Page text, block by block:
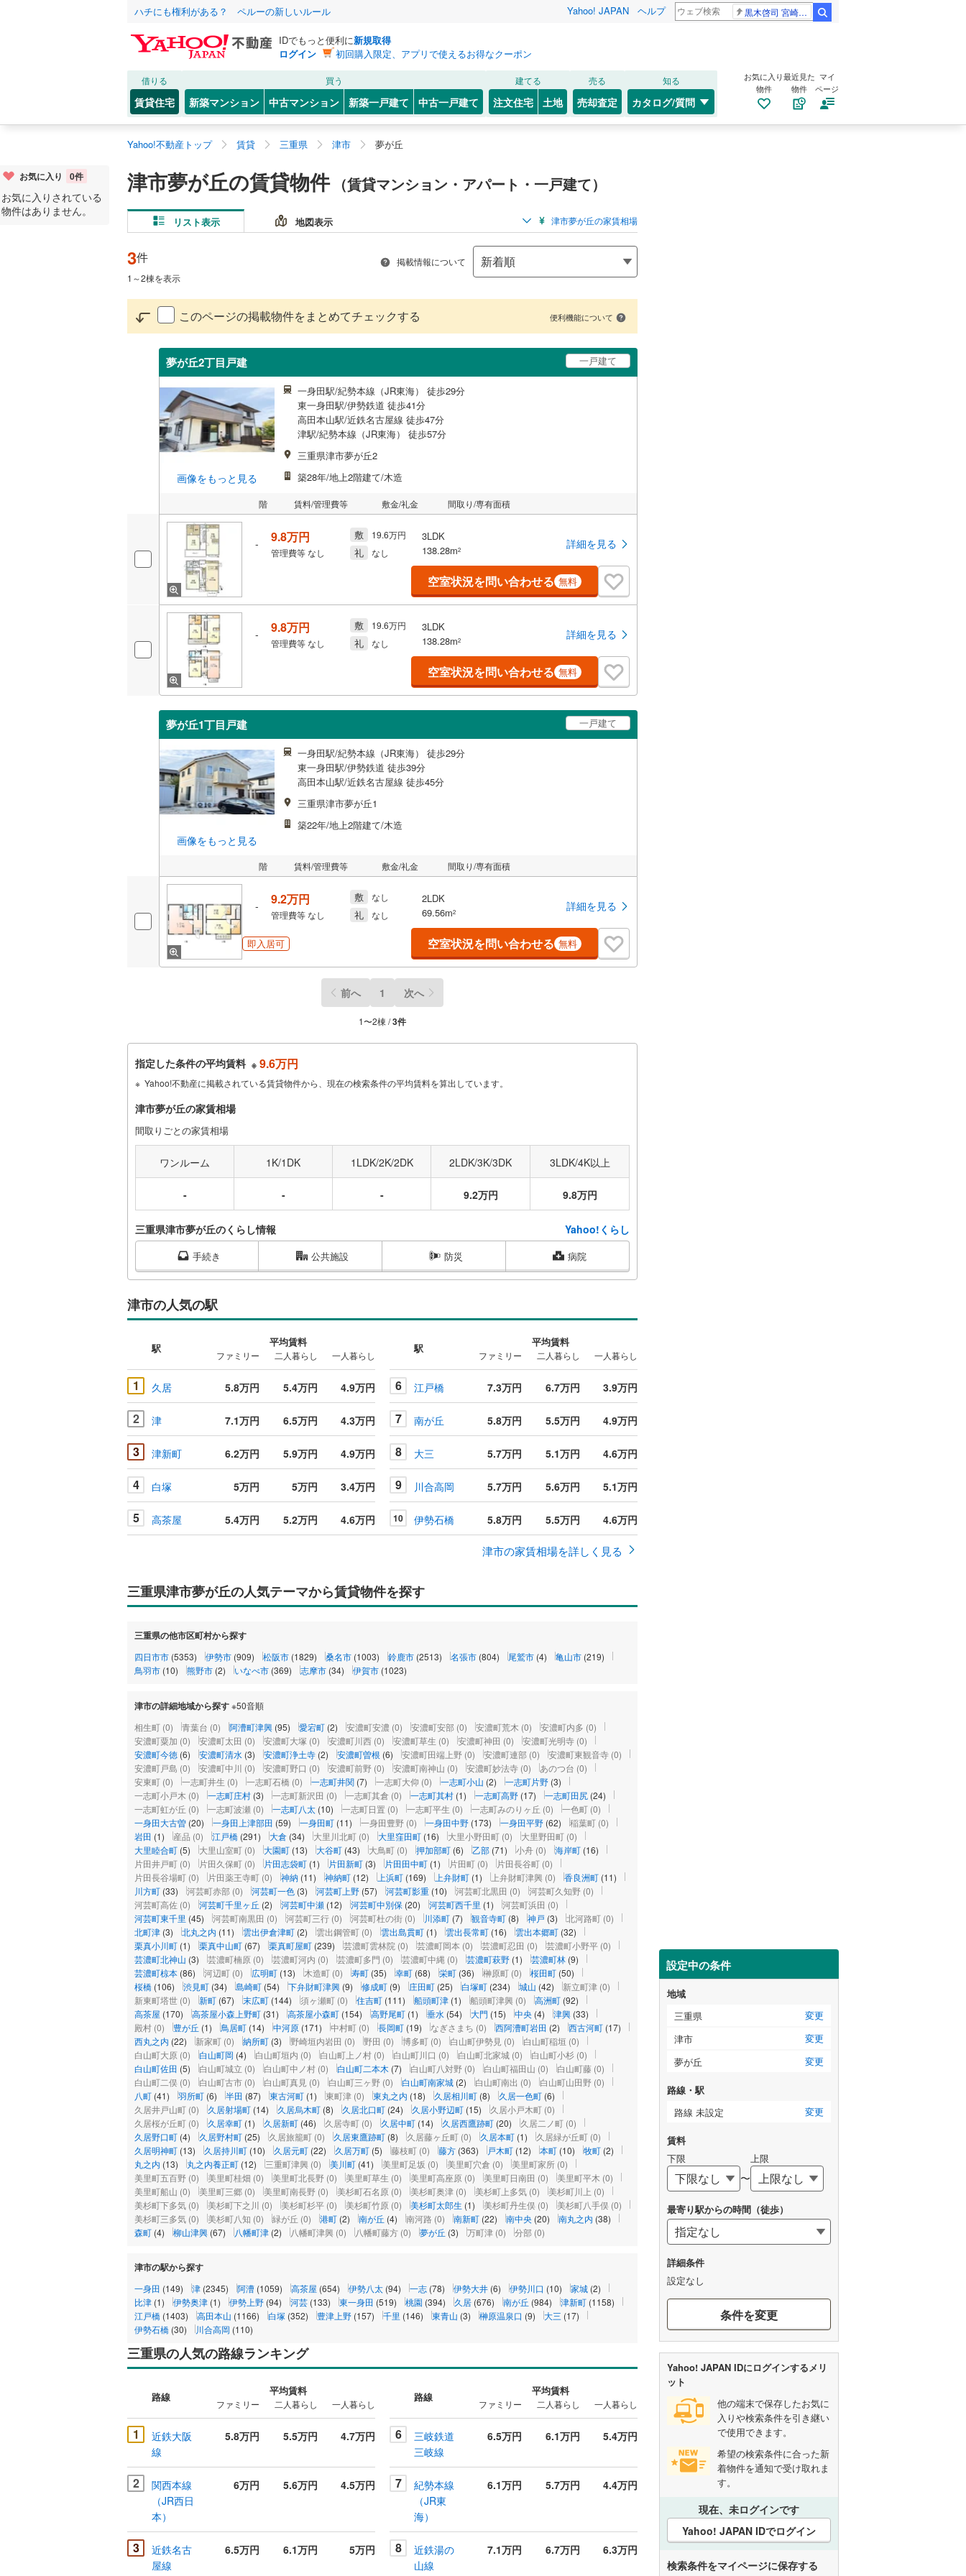
ハチにも権利がある？ ペルーの新しいルール Yahoo! JAPAN ヘルプ 黒木啓司 宮崎麗果
IDでもっと便利に新規取得
ログイン
初回購入限定、アプリで使えるお得なクーポン
借りる
賃貸住宅
買う
新築マンション 中古マンション 新築一戸建て 中古一戸建て
建てる
注文住宅 土地
売る
売却査定
知る
カタログ/質問
お気に入り
物件
最近見た
物件
マイ
ページ
Yahoo!不動産トップ 賃貸 三重県 津市 夢が丘
津市夢が丘の賃貸物件 （賃貸マンション・アパート・一戸建て）
リスト表示 地図表示 津市夢が丘の家賃相場
3件
1 ～2棟を表示
掲載情報について
このページの掲載物件をまとめてチェックする 便利機能について
夢が丘2丁目戸建 一戸建て
画像をもっと見る
一身田駅/紀勢本線（JR東海） 徒歩29分
東一身田駅/伊勢鉄道 徒歩41分
高田本山駅/近鉄名古屋線 徒歩47分
津駅/紀勢本線（JR東海） 徒歩57分
三重県津市夢が丘2
築28年/地上2階建て/木造
階 賃料/管理費等 敷金/礼金 間取り/専有面積
- 9.8万円
管理費等なし
敷 19.6万円
礼 なし
3LDK
138.28m2 詳細を見る
空室状況を問い合わせる 無料
- 9.8万円
管理費等なし
敷 19.6万円
礼 なし
3LDK
138.28m2 詳細を見る
空室状況を問い合わせる 無料
夢が丘1丁目戸建 一戸建て
画像をもっと見る
一身田駅/紀勢本線（JR東海） 徒歩29分
東一身田駅/伊勢鉄道 徒歩39分
高田本山駅/近鉄名古屋線 徒歩45分
三重県津市夢が丘1
築22年/地上2階建て/木造
階 賃料/管理費等 敷金/礼金 間取り/専有面積
- 9.2万円
管理費等なし
敷 なし
礼 なし
2LDK
69.56m2 詳細を見る
即入居可 空室状況を問い合わせる 無料
前へ 1 次へ
1〜2棟 /3件
指定した条件の平均賃料 ※ 9.6万円
Yahoo!不動産に掲載されている賃貸物件から、現在の検索条件の平均賃料を算出しています。
津市夢が丘の家賃相場
間取りごとの家賃相場
ワンルーム 1K/1DK 1LDK/2K/2DK 2LDK/3K/3DK 3LDK/4K以上
- - - 9.2万円 9.8万円
三重県津市夢が丘のくらし情報 Yahoo!くらし
手続き 公共施設 防災 病院
津市の人気の駅
駅 平均賃料
ファミリー 二人暮らし 一人暮らし
駅 平均賃料
ファミリー 二人暮らし 一人暮らし
1 久居 5.8万円 5.4万円 4.9万円
2 津 7.1万円 6.5万円 4.3万円
3 津新町 6.2万円 5.9万円 4.9万円
4 白塚 5万円 5万円 3.4万円
5 高茶屋 5.4万円 5.2万円 4.6万円
6 江戸橋 7.3万円 6.7万円 3.9万円
7 南が丘 5.8万円 5.5万円 4.9万円
8 大三 5.7万円 5.1万円 4.6万円
9 川合高岡 5.7万円 5.6万円 5.1万円
10 伊勢石橋 5.8万円 5.5万円 4.6万円
津市の家賃相場を詳しく見る
三重県津市夢が丘の人気テーマから賃貸物件を探す
三重県の他市区町村から探す
四日市市 (5353) 伊勢市 (909) 松阪市 (1829) 桑名市 (1003) 鈴鹿市 (2513) 名張市 (804) 尾鷲市 (4) 亀山市 (219)
鳥羽市 (10) 熊野市 (2) いなべ市 (369) 志摩市 (34) 伊賀市 (1023)
津市の詳細地域から探す※50音順
相生町 (0) 青葉台 (0) 阿漕町津興 (95) 愛宕町 (2) 安濃町安濃 (0) 安濃町安部 (0) 安濃町荒木 (0) 安濃町内多 (0)
安濃町粟加 (0) 安濃町太田 (0) 安濃町大塚 (0) 安濃町川西 (0) 安濃町草生 (0) 安濃町神田 (0) 安濃町光明寺 (0)
安濃町今徳 (6) 安濃町清水 (3) 安濃町浄土寺 (2) 安濃町曽根 (6) 安濃町田端上野 (0) 安濃町連部 (0) 安濃町東観音寺 (0)
安濃町戸島 (0) 安濃町中川 (0) 安濃町野口 (0) 安濃町前野 (0) 安濃町南神山 (0) 安濃町妙法寺 (0) あのつ台 (0)
安東町 (0) 一志町井生 (0) 一志町石橋 (0) 一志町井関 (7) 一志町大仰 (0) 一志町小山 (2) 一志町片野 (3)
一志町小戸木 (0) 一志町庄村 (3) 一志町新沢田 (0) 一志町其倉 (0) 一志町其村 (1) 一志町高野 (17) 一志町田尻 (24)
一志町虹が丘 (0) 一志町波瀬 (0) 一志町八太 (10) 一志町日置 (0) 一志町平生 (0) 一志町みのりヶ丘 (0) 一色町 (0)
一身田大古曽 (20) 一身田上津部田 (59) 一身田町 (11) 一身田豊野 (0) 一身田中野 (173) 一身田平野 (62) 稲葉町 (0)
岩田 (1) 産品 (0) 江戸橋 (291) 大倉 (34) 大里川北町 (0) 大里窪田町 (16) 大里小野田町 (0) 大里野田町 (0)
大里睦合町 (5) 大里山室町 (0) 大園町 (13) 大谷町 (43) 大鳥町 (0) 押加部町 (6) 乙部 (71) 小舟 (0) 海岸町 (16)
片田井戸町 (0) 片田久保町 (0) 片田志袋町 (1) 片田新町 (3) 片田田中町 (1) 片田町 (0) 片田長谷町 (0)
片田長谷場町 (0) 片田薬王寺町 (0) 神納 (11) 神納町 (12) 上浜町 (169) 上弁財町 (1) 上弁財町津興 (0) 香良洲町 (11)
川方町 (33) 河芸町赤部 (0) 河芸町一色 (3) 河芸町上野 (57) 河芸町影重 (10) 河芸町北黒田 (0) 河芸町久知野 (0)
河芸町高佐 (0) 河芸町千里ヶ丘 (2) 河芸町中瀬 (12) 河芸町中別保 (20) 河芸町西千里 (1) 河芸町浜田 (0)
河芸町東千里 (45) 河芸町南黒田 (0) 河芸町三行 (0) 河芸町杜の街 (0) 川添町 (7) 観音寺町 (8) 神戸 (3) 北河路町 (0)
北町津 (3) 北丸之内 (11) 雲出伊倉津町 (2) 雲出鋼管町 (0) 雲出島貫町 (1) 雲出長常町 (16) 雲出本郷町 (32)
栗真小川町 (1) 栗真中山町 (67) 栗真町屋町 (239) 芸濃町雲林院 (0) 芸濃町岡本 (0) 芸濃町忍田 (0) 芸濃町小野平 (0)
芸濃町北神山 (3) 芸濃町楠原 (0) 芸濃町河内 (0) 芸濃町多門 (0) 芸濃町中縄 (0) 芸濃町萩野 (1) 芸濃町林 (9)
芸濃町椋本 (86) 河辺町 (0) 広明町 (13) 木造町 (0) 寿町 (35) 幸町 (68) 栄町 (36) 榊原町 (0) 桜田町 (50)
桜橋 (106) 渋見町 (34) 島崎町 (54) 下弁財町津興 (9) 修成町 (9) 庄田町 (25) 白塚町 (234) 城山 (42) 新立町津 (0)
新東町塔世 (0) 新町 (67) 末広町 (144) 須ヶ瀬町 (0) 住吉町 (111) 船頭町津 (1) 船頭町津興 (0) 高洲町 (92)
高茶屋 (170) 高茶屋小森上野町 (31) 高茶屋小森町 (154) 高野尾町 (1) 垂水 (54) 大門 (15) 中央 (4) 津興 (33)
殿村 (0) 豊が丘 (1) 鳥居町 (14) 中河原 (171) 中村町 (0) 長岡町 (19) なぎさまち (0) 西阿漕町岩田 (2) 西古河町 (17)
西丸之内 (22) 新家町 (0) 納所町 (3) 野崎垣内岩田 (0) 野田 (0) 博多町 (0) 白山町伊勢見 (0) 白山町稲垣 (0)
白山町大原 (0) 白山町岡 (4) 白山町垣内 (0) 白山町上ノ村 (0) 白山町川口 (0) 白山町北家城 (0) 白山町小杉 (0)
白山町佐田 (5) 白山町城立 (0) 白山町中ノ村 (0) 白山町二本木 (7) 白山町八対野 (0) 白山町福田山 (0) 白山町藤 (0)
白山町二俣 (0) 白山町古市 (0) 白山町真見 (0) 白山町三ヶ野 (0) 白山町南家城 (2) 白山町南出 (0) 白山町山田野 (0)
八町 (41) 羽所町 (6) 半田 (87) 東古河町 (1) 東町津 (0) 東丸之内 (18) 久居相川町 (8) 久居一色町 (6)
久居井戸山町 (0) 久居射場町 (14) 久居烏木町 (8) 久居北口町 (24) 久居小野辺町 (15) 久居小戸木町 (0)
久居桜が丘町 (0) 久居幸町 (1) 久居新町 (46) 久居寺町 (0) 久居中町 (14) 久居西鷹跡町 (20) 久居二ノ町 (0)
久居野口町 (4) 久居野村町 (25) 久居旅籠町 (0) 久居東鷹跡町 (8) 久居藤ヶ丘町 (0) 久居本町 (1) 久居緑が丘町 (0)
久居明神町 (13) 久居持川町 (10) 久居元町 (22) 久居万町 (5) 藤枝町 (0) 藤方 (363) 戸木町 (12) 本町 (10) 牧町 (2)
丸之内 (13) 丸之内養正町 (12) 三重町津興 (0) 美川町 (41) 美里町足坂 (0) 美里町穴倉 (0) 美里町家所 (0)
美里町五百野 (0) 美里町桂畑 (0) 美里町北長野 (0) 美里町草生 (0) 美里町高座原 (0) 美里町日南田 (0) 美里町平木 (0)
美里町船山 (0) 美里町三郷 (0) 美里町南長野 (0) 美杉町石名原 (0) 美杉町奥津 (0) 美杉町上多気 (0) 美杉町川上 (0)
美杉町下多気 (0) 美杉町下之川 (0) 美杉町杉平 (0) 美杉町竹原 (0) 美杉町太郎生 (1) 美杉町丹生俣 (0) 美杉町八手俣 (0)
美杉町三多気 (0) 美杉町八知 (0) 緑が丘 (0) 港町 (2) 南が丘 (4) 南河路 (0) 南新町 (22) 南中央 (20) 南丸之内 (38)
森町 (4) 柳山津興 (67) 八幡町津 (2) 八幡町津興 (0) 八幡町藤方 (0) 夢が丘 (3) 万町津 (0) 分部 (0)
津市の駅から探す
一身田 (149) 津 (2345) 阿漕 (1059) 高茶屋 (654) 伊勢八太 (94) 一志 (78) 伊勢大井 (6) 伊勢川口 (10) 家城 (2)
比津 (1) 伊勢奥津 (1) 伊勢上野 (94) 河芸 (133) 東一身田 (519) 桃園 (394) 久居 (676) 南が丘 (984) 津新町 (1158)
江戸橋 (1403) 高田本山 (1166) 白塚 (352) 豊津上野 (157) 千里 (146) 東青山 (3) 榊原温泉口 (9) 大三 (17)
伊勢石橋 (30) 川合高岡 (110)
三重県の人気の路線ランキング
路線 平均賃料
ファミリー 二人暮らし 一人暮らし
路線 平均賃料
ファミリー 二人暮らし 一人暮らし
1
近鉄大阪
線
5.8万円 5.5万円 4.7万円
2
関西本線
（JR西日
本）
6万円 5.6万円 4.5万円
3
近鉄名古
屋線
6.5万円 6.1万円 5万円
6
三岐鉄道
三岐線
6.5万円 6.1万円 5.4万円
7
紀勢本線
（JR東
海）
6.1万円 5.7万円 4.4万円
8
近鉄湯の
山線
7.1万円 6.7万円 6.3万円
お気に入り 0件
お気に入りされている
物件はありません。
設定中の条件
地域
三重県
変更
津市
変更
夢が丘
変更
路線・駅
路線 未設定
変更
賃料
下限
〜
上限
最寄り駅からの時間（徒歩）
詳細条件
設定なし
条件を変更
Yahoo! JAPAN IDにログインするメリ
ット
他の端末で保存したお気に
入りや検索条件を引き継い
で使用できます。
希望の検索条件に合った新
着物件を通知で受け取れま
す。
現在、未ログインです
Yahoo! JAPAN IDでログイン
検索条件をマイページに保存する